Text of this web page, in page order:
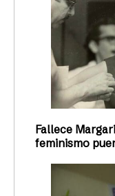
Fallece
feminismo